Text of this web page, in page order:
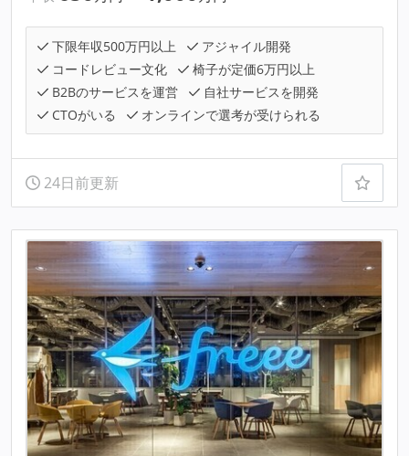
下限年収500万円以上
アジャイル開発
コードレビュー文化
椅子が定価6万円以上
B2Bのサービスを運営
自社サービスを開発
CTOがいる
オンラインで選考が受けられる
24日前更新